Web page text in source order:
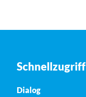
Schnellzugriff
Dialog